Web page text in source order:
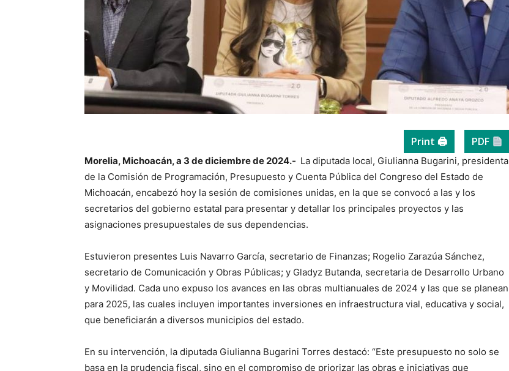
Print 🖨 PDF
Morelia, Michoacán, a 3 de diciembre de 2024.- La diputada local, Giulianna Bugarini, presidenta
de la Comisión de Programación, Presupuesto y Cuenta Pública del Congreso del Estado de
Michoacán, encabezó hoy la sesión de comisiones unidas, en la que se convocó a las y los
secretarios del gobierno estatal para presentar y detallar los principales proyectos y las
asignaciones presupuestales de sus dependencias.
Estuvieron presentes Luis Navarro García, secretario de Finanzas; Rogelio Zarazúa Sánchez,
secretario de Comunicación y Obras Públicas; y Gladyz Butanda, secretaria de Desarrollo Urbano
y Movilidad. Cada uno expuso los avances en las obras multianuales de 2024 y las que se planean
para 2025, las cuales incluyen importantes inversiones en infraestructura vial, educativa y social,
que beneficiarán a diversos municipios del estado.
En su intervención, la diputada Giulianna Bugarini Torres destacó: “Este presupuesto no solo se
basa en la prudencia fiscal, sino en el compromiso de priorizar las obras e iniciativas que